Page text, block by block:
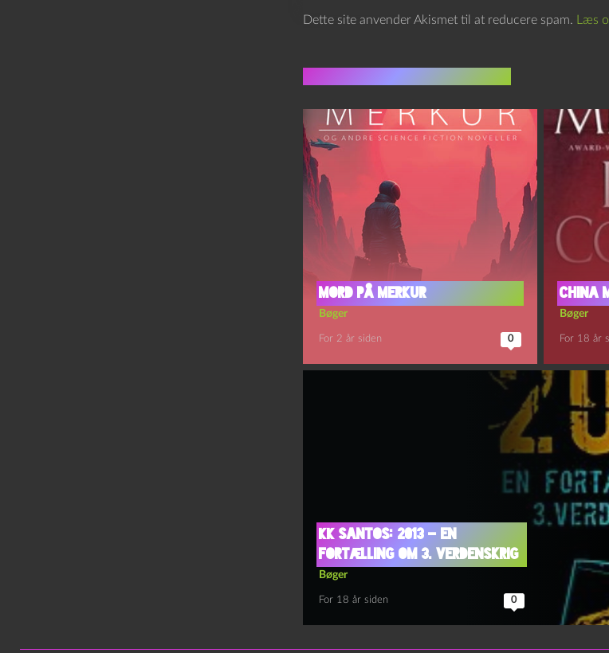
Dette site anvender Akismet til at reducere spam. Læs
Mord på Merkur
Bøger
For 2 år siden 0
China
Bøger
For 18 år
KK Santos: 2013 – en
fortælling om 3. verdenskrig
Bøger
For 18 år siden 0